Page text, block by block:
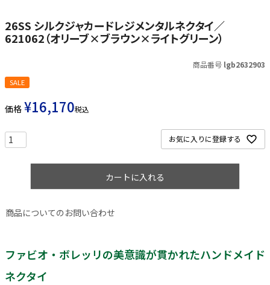
26SS シルクジャカードレジメンタルネクタイ／
621062（オリーブ×ブラウン×ライトグリーン）
商品番号 lgb2632903
SALE
価格 ¥16,170税込
お気に入りに登録する
カートに入れる
商品についてのお問い合わせ
ファビオ・ボレッリの美意識が貫かれたハンドメイド
ネクタイ